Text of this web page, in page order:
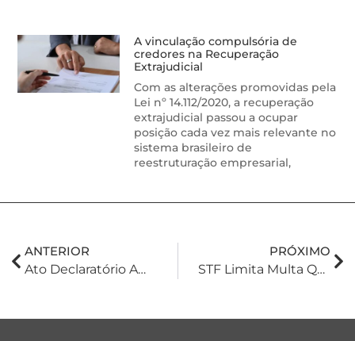
A vinculação compulsória de
credores na Recuperação
Extrajudicial
Com as alterações promovidas pela
Lei nº 14.112/2020, a recuperação
extrajudicial passou a ocupar
posição cada vez mais relevante no
sistema brasileiro de
reestruturação empresarial,
ANTERIOR
Ato Declaratório Ambiental (ADA) Como Requisito Obrigatório Para Exclusão Do ITR Sobre Áreas De Floresta Nativa
PRÓXIMO
STF Limita Multa Qualificada Por Sonegação E Fraude A 100% Do Débito Tributário